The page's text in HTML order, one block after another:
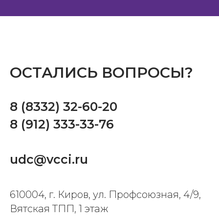
ОСТАЛИСЬ ВОПРОСЫ?
8 (8332) 32-60-20
8 (912) 333-33-76
udc@vcci.ru
610004, г. Киров, ул. Профсоюзная, 4/9,
Вятская ТПП, 1 этаж